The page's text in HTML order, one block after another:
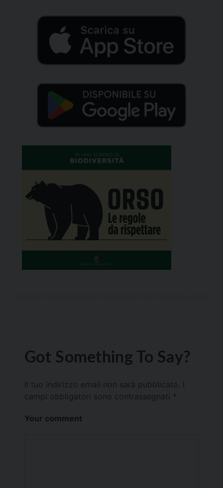
Got Something To Say?
Il tuo indirizzo email non sarà pubblicato.
campi obbligatori sono contrassegnati *
Your comment